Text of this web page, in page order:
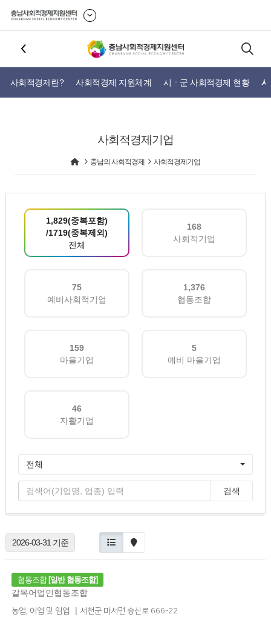
사회적경제란? 사회적경제 지원체계 시ㆍ군 사회적경제 현황
사회적경제기업
충남의 사회적경제 사회적경제기업
1,829(중복포함)
/1719(중복제외)
전체
168
사회적기업
75
예비사회적기업
1,376
협동조합
159
마을기업
5
예비 마을기업
46
자활기업
전체
검색
2026-03-31 기준
협동조합 [일반 협동조합]
갈목어업인협동조합
농업, 어업 및 임업 | 서천군 마서면 송신로 666-22